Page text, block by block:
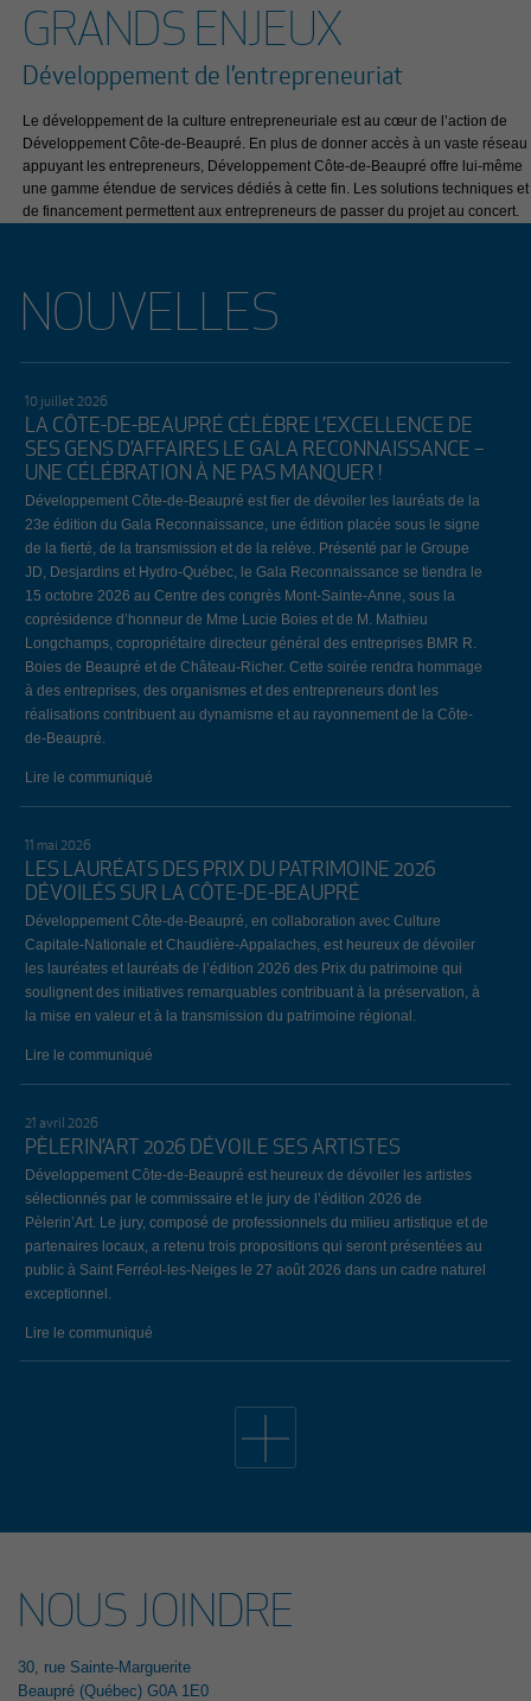
GRANDS ENJEUX
Développement de l’entrepreneuriat
Le développement de la culture entrepreneuriale est au cœur de l’action de
Développement Côte-de-Beaupré. En plus de donner accès à un vaste réseau
appuyant les entrepreneurs, Développement Côte-de-Beaupré offre lui-même
une gamme étendue de services dédiés à cette fin. Les solutions techniques et
de financement permettent aux entrepreneurs de passer du projet au concert.
NOUVELLES
10 juillet 2026
LA CÔTE-DE-BEAUPRÉ CÉLÈBRE L’EXCELLENCE DE
SES GENS D’AFFAIRES LE GALA RECONNAISSANCE –
UNE CÉLÉBRATION À NE PAS MANQUER !
Développement Côte-de-Beaupré est fier de dévoiler les lauréats de la
23e édition du Gala Reconnaissance, une édition placée sous le signe
de la fierté, de la transmission et de la relève. Présenté par le Groupe
JD, Desjardins et Hydro-Québec, le Gala Reconnaissance se tiendra le
15 octobre 2026 au Centre des congrès Mont-Sainte-Anne, sous la
coprésidence d’honneur de Mme Lucie Boies et de M. Mathieu
Longchamps, copropriétaire directeur général des entreprises BMR R.
Boies de Beaupré et de Château-Richer. Cette soirée rendra hommage
à des entreprises, des organismes et des entrepreneurs dont les
réalisations contribuent au dynamisme et au rayonnement de la Côte-
de-Beaupré.
Lire le communiqué
11 mai 2026
LES LAURÉATS DES PRIX DU PATRIMOINE 2026
DÉVOILÉS SUR LA CÔTE-DE-BEAUPRÉ
Développement Côte-de-Beaupré, en collaboration avec Culture
Capitale-Nationale et Chaudière-Appalaches, est heureux de dévoiler
les lauréates et lauréats de l’édition 2026 des Prix du patrimoine qui
soulignent des initiatives remarquables contribuant à la préservation, à
la mise en valeur et à la transmission du patrimoine régional.
Lire le communiqué
21 avril 2026
PÈLERIN’ART 2026 DÉVOILE SES ARTISTES
Développement Côte-de-Beaupré est heureux de dévoiler les artistes
sélectionnés par le commissaire et le jury de l’édition 2026 de
Pèlerin’Art. Le jury, composé de professionnels du milieu artistique et de
partenaires locaux, a retenu trois propositions qui seront présentées au
public à Saint Ferréol-les-Neiges le 27 août 2026 dans un cadre naturel
exceptionnel.
Lire le communiqué
34E ÉDITION DE L’ÉVÈNEMENT EMPLOI CÔTE-DE-
première fois. Cet évènement a été rendu possible grâce à la
participation financière du gouvernement du Québec.
Lire le communiqué
NOUS JOINDRE
30, rue Sainte-Marguerite
Beaupré (Québec) G0A 1E0